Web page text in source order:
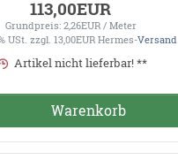
113,00EUR
Grundpreis: 2,26EUR / Meter
USt. zzgl. 13,00EUR Hermes-Versand
Artikel nicht lieferbar! **
Warenkorb